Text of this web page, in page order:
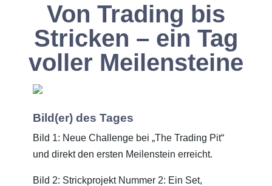
Von Trading bis
Stricken – ein Tag
voller Meilensteine
Bild(er) des Tages
Bild 1: Neue Challenge bei „The Trading Pit“
und direkt den ersten Meilenstein erreicht.
Bild 2: Strickprojekt Nummer 2: Ein Set,